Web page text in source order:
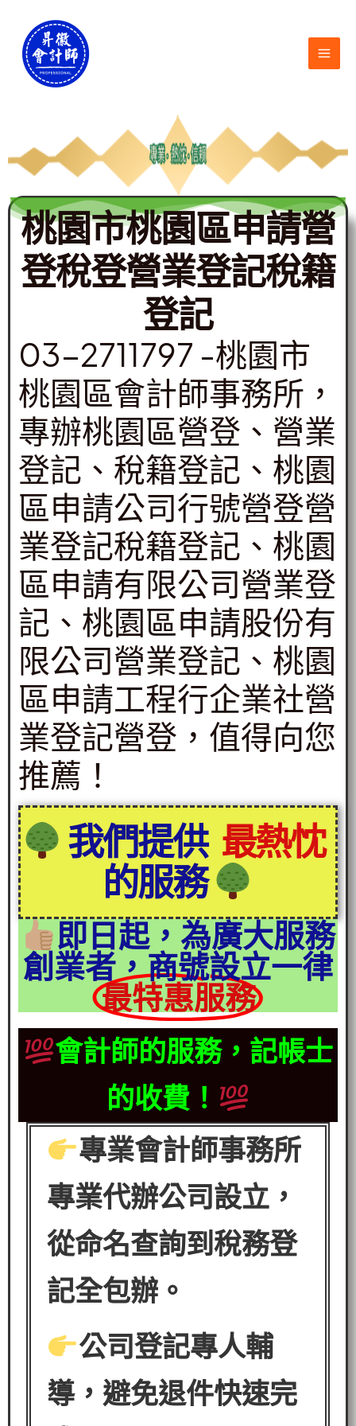
桃園市桃園區申請營
登稅登營業登記稅籍
登記
03-2711797 -桃園市
桃園區會計師事務所，
專辦桃園區營登、營業
登記、稅籍登記、桃園
區申請公司行號營登營
業登記稅籍登記、桃園
區申請有限公司營業登
記、桃園區申請股份有
限公司營業登記、桃園
區申請工程行企業社營
業登記營登，值得向您
推薦！
我們提供 最熱忱
的服務
即日起，為廣大服務
創業者，商號設立一律
最特惠服務
會計師的服務，記帳士
的收費！
專業會計師事務所
專業代辦公司設立，
從命名查詢到稅務登
記全包辦。
公司登記專人輔
導，避免退件快速完